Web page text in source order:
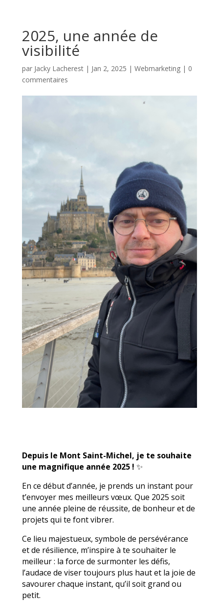
2025, une année de
visibilité
par Jacky Lacherest| Jan 2, 2025 | Webmarketing| 0
commentaires
Depuis le Mont Saint-Michel, je te souhaite
une magnifique année 2025 ! ✨
En ce début d’année, je prends un instant pour
t’envoyer mes meilleurs vœux. Que 2025 soit
une année pleine de réussite, de bonheur et de
projets qui te font vibrer.
Ce lieu majestueux, symbole de persévérance
et de résilience, m’inspire à te souhaiter le
meilleur : la force de surmonter les défis,
l’audace de viser toujours plus haut et la joie de
savourer chaque instant, qu’il soit grand ou
petit.